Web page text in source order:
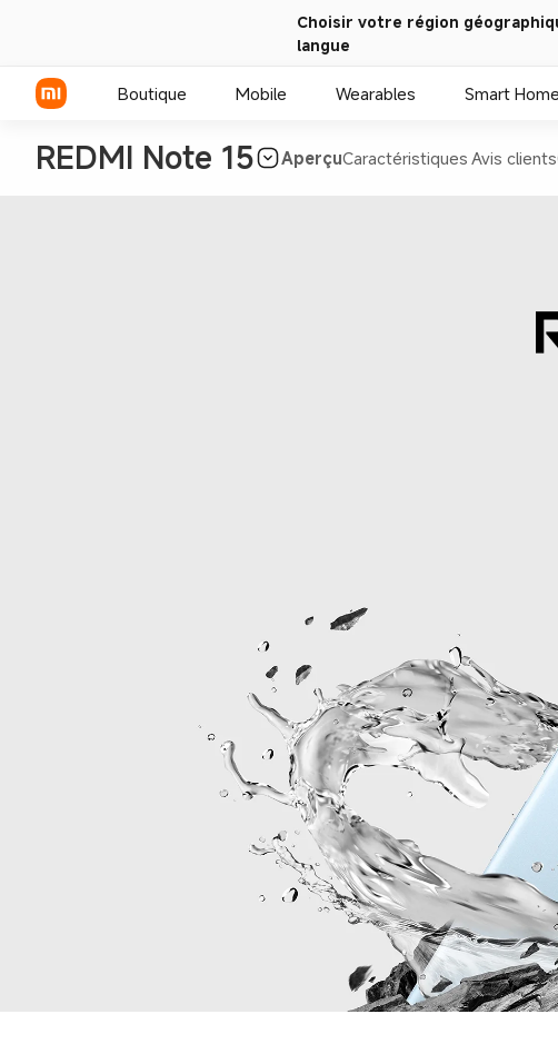
Choisir votre région
langue
Boutique Mobile Wearables Smart Home
REDMI Note 15 AperçuCaractéristiques Avis